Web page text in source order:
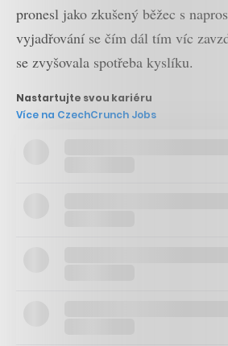
pronesl jako zkušený běžec s
vyjadřování se čím dál tím víc
se zvyšovala spotřeba kyslíku.
Nastartujte svou kariéru
Více na CzechCrunch Jobs